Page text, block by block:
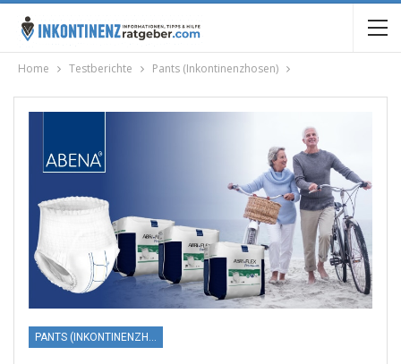
Home Testberichte Pants (Inkontinenzhosen)
PANTS (INKONTINENZHOSEN)